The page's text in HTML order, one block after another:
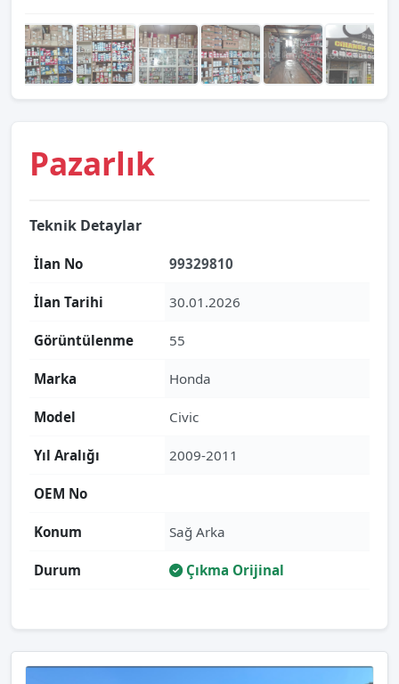
Pazarlık
Teknik Detaylar
İlan No 99329810
İlan Tarihi 30.01.2026
Görüntülenme 55
Marka Honda
Model Civic
Yıl Aralığı 2009-2011
OEM No
Konum Sağ Arka
Durum Çıkma Orijinal